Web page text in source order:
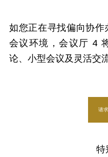
如您正在寻找偏向协
会议环境，会议厅 4
论、小型会议及灵活交
请求
特